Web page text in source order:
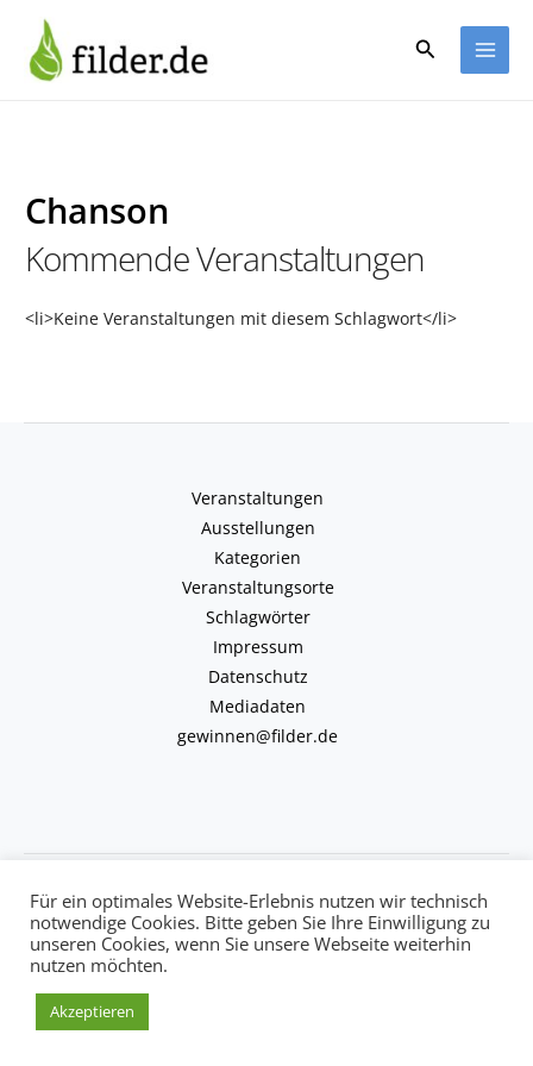
Inhalt
springen
Suchen
Chanson
Kommende Veranstaltungen
<li>Keine Veranstaltungen mit diesem Schlagwort</li>
Veranstaltungen
Ausstellungen
Kategorien
Veranstaltungsorte
Schlagwörter
Impressum
Datenschutz
Mediadaten
gewinnen@filder.de
Copyright © 2026 kulturkalender-filder.de | Powered by kulturkalender-
filder.de
Für ein optimales Website-Erlebnis nutzen wir technisch
notwendige Cookies. Bitte geben Sie Ihre Einwilligung zu
unseren Cookies, wenn Sie unsere Webseite weiterhin
nutzen möchten.
Akzeptieren